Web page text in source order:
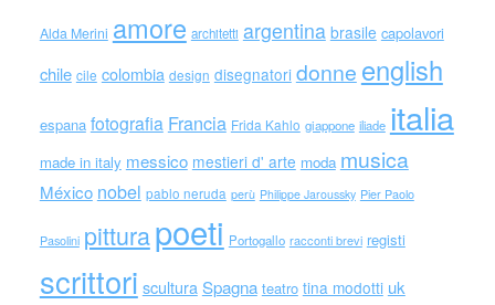
Alda Merini amore architetti argentina brasile capolavori
chile cile colombia design disegnatori donne english
espana fotografia Francia Frida Kahlo giappone iliade italia
made in italy messico mestieri d' arte moda musica
México nobel pablo neruda perù Philippe Jaroussky Pier Paolo
Pasolini pitturapoeti Portogallo racconti brevi registi
scrittori sculturaSpagna teatro tina modotti uk